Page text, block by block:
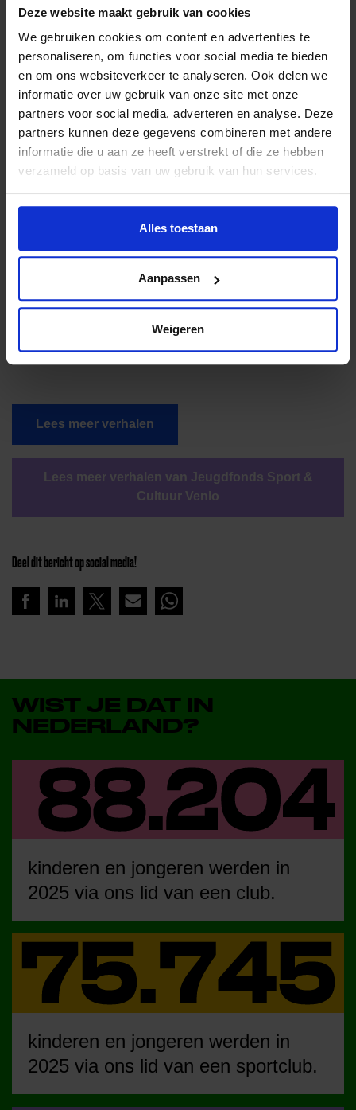
Deze website maakt gebruik van cookies
We gebruiken cookies om content en advertenties te
personaliseren, om functies voor social media te bieden
en om ons websiteverkeer te analyseren. Ook delen we
informatie over uw gebruik van onze site met onze
partners voor social media, adverteren en analyse. Deze
partners kunnen deze gegevens combineren met andere
informatie die u aan ze heeft verstrekt of die ze hebben
verzameld op basis van uw gebruik van hun services.
Alles toestaan
Aanpassen
Weigeren
ontwikkeling tussen Syrië en Nederland. Ik heb een aantal
cursussen gedaan en kreeg veel steun van collega’s. We
organiseerden activiteiten voor gezinnen met te weinig
geld om te sporten. Zo leerde ik het Jeugdfonds Sport &
Cultuur kennen. Op een gegeven moment hadden we ruim
60 kinderen uit allerlei culturen,” lacht Nadya. “Veel
kinderen uit Arabische landen maar ook uit Somalië,
Japan, Polen en Pakistan. Lekker samen aan het sporten.
Sport brengt mensen samen. Daarom ben ik ook
intermediairvoor het Jeugdfonds geworden. Sport betekent
zoveel voor mij en mijn kinderen. Het helpt kinderen ook in
hun toekomst. Daarom moeten alle kinderen de kans
krijgen te sporten. Eigenlijk zou iedere school eigen
Lees meer over het Jeugdfonds voor kinderen van
Lees meer verhalen
Lees meer verhalen van Jeugdfonds Sport &
Cultuur Venlo
Deel dit bericht op social media!
WIST JE DAT IN
NEDERLAND?
kinderen en jongeren werden in
2025 via ons lid van een club.
kinderen en jongeren werden in
2025 via ons lid van een sportclub.